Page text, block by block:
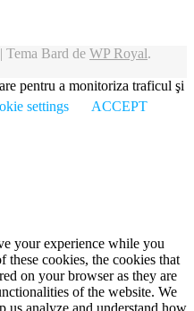
Tema Bard de WP Royal.
pentru a monitoriza traficul şi
settings ACCEPT
your experience while you
these cookies, the cookies that
on your browser as they are
of the website. We